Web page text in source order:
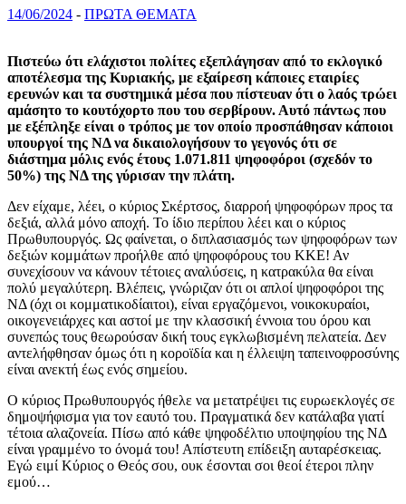
14/06/2024 - ΠΡΩΤΑ ΘΕΜΑΤΑ
Πιστεύω ότι ελάχιστοι πολίτες εξεπλάγησαν από το εκλογικό
αποτέλεσμα της Κυριακής, με εξαίρεση κάποιες εταιρίες
ερευνών και τα συστημικά μέσα που πίστευαν ότι ο λαός τρώει
αμάσητο το κουτόχορτο που του σερβίρουν. Αυτό πάντως που
με εξέπληξε είναι ο τρόπος με τον οποίο προσπάθησαν κάποιοι
υπουργοί της ΝΔ να δικαιολογήσουν το γεγονός ότι σε
διάστημα μόλις ενός έτους 1.071.811 ψηφοφόροι (σχεδόν το
50%) της ΝΔ της γύρισαν την πλάτη.
Δεν είχαμε, λέει, ο κύριος Σκέρτσος, διαρροή ψηφοφόρων προς τα
δεξιά, αλλά μόνο αποχή. Το ίδιο περίπου λέει και ο κύριος
Πρωθυπουργός. Ως φαίνεται, ο διπλασιασμός των ψηφοφόρων των
δεξιών κομμάτων προήλθε από ψηφοφόρους του ΚΚΕ! Αν
συνεχίσουν να κάνουν τέτοιες αναλύσεις, η κατρακύλα θα είναι
πολύ μεγαλύτερη. Βλέπεις, γνώριζαν ότι οι απλοί ψηφοφόροι της
ΝΔ (όχι οι κομματικοδίαιτοι), είναι εργαζόμενοι, νοικοκυραίοι,
οικογενειάρχες και αστοί με την κλασσική έννοια του όρου και
συνεπώς τους θεωρούσαν δική τους εγκλωβισμένη πελατεία. Δεν
αντελήφθησαν όμως ότι η κοροϊδία και η έλλειψη ταπεινοφροσύνης
είναι ανεκτή έως ενός σημείου.
Ο κύριος Πρωθυπουργός ήθελε να μετατρέψει τις ευρωεκλογές σε
δημοψήφισμα για τον εαυτό του. Πραγματικά δεν κατάλαβα γιατί
τέτοια αλαζονεία. Πίσω από κάθε ψηφοδέλτιο υποψηφίου της ΝΔ
είναι γραμμένο το όνομά του! Απίστευτη επίδειξη αυταρέσκειας.
Εγώ ειμί Κύριος ο Θεός σου, ουκ έσονται σοι θεοί έτεροι πλην
εμού…